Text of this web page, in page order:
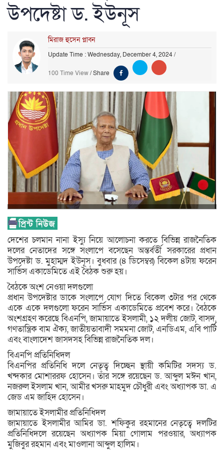
উপদেষ্টা ড. ইউনূস
মিরাজ হুসেন প্লাবন
Update Time : Wednesday, December 4, 2024/
100 Time View/Share
দেশের চলমান নানা ইস্যু নিয়ে আলোচনা করতে বিভিন্ন রাজনৈতিক
দলের নেতাদের সঙ্গে সংলাপে বসেছেন অন্তর্বর্তী সরকারের প্রধান
উপদেষ্টা ড. মুহাম্মদ ইউনূস। বুধবার (৪ ডিসেম্বর) বিকেল ৪টায় ফরেন
সার্ভিস একাডেমিতে এই বৈঠক শুরু হয়।
বৈঠকে অংশ নেওয়া দলগুলো
প্রধান উপদেষ্টার ডাকে সংলাপে যোগ দিতে বিকেল ৩টার পর থেকে
একে একে দলগুলো ফরেন সার্ভিস একাডেমিতে প্রবেশ করে। বৈঠকে
অংশগ্রহণ করেছে বিএনপি, জামায়াতে ইসলামী, ১২ দলীয় জোট, বাসদ,
গণতান্ত্রিক বাম ঐক্য, জাতীয়তাবাদী সমমনা জোট, এনডিএম, এবি পার্টি
এবং বাংলাদেশ জাসদসহ বিভিন্ন রাজনৈতিক দল।
বিএনপি প্রতিনিধিদল
বিএনপির প্রতিনিধি দলে নেতৃত্ব দিচ্ছেন স্থায়ী কমিটির সদস্য ড.
খন্দকার মোশাররফ হোসেন। তাঁর সঙ্গে রয়েছেন ড. আব্দুল মঈন খান,
নজরুল ইসলাম খান, আমীর খসরু মাহমুদ চৌধুরী এবং অধ্যাপক ডা. এ
জেড এম জাহিদ হোসেন।
জামায়াতে ইসলামীর প্রতিনিধিদল
জামায়াতে ইসলামীর আমির ডা. শফিকুর রহমানের নেতৃত্বে দলটির
প্রতিনিধিদলে রয়েছেন অধ্যাপক মিয়া গোলাম পরওয়ার, অধ্যাপক
মুজিবুর রহমান এবং মাওলানা আব্দুল হালিম।